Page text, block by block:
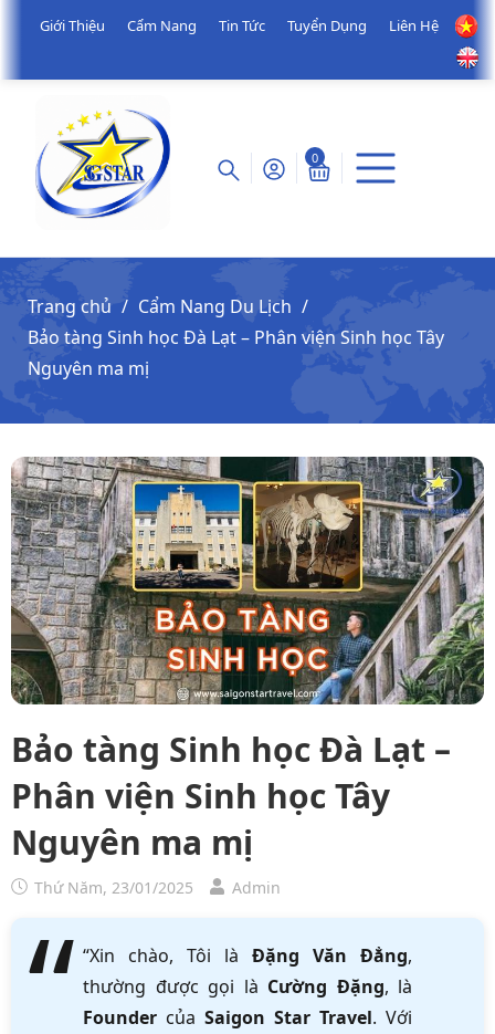
Giới Thiệu Cẩm Nang Tin Tức Tuyển Dụng Liên Hệ
0
Trang chủ
Cẩm Nang Du Lịch
Bảo tàng Sinh học Đà Lạt – Phân viện Sinh học Tây
Nguyên ma mị
Bảo tàng Sinh học Đà Lạt –
Phân viện Sinh học Tây
Nguyên ma mị
Thứ Năm, 23/01/2025 Admin
“Xin chào, Tôi là Đặng Văn Đẳng,
thường được gọi là Cường Đặng, là
Founder của Saigon Star Travel. Với